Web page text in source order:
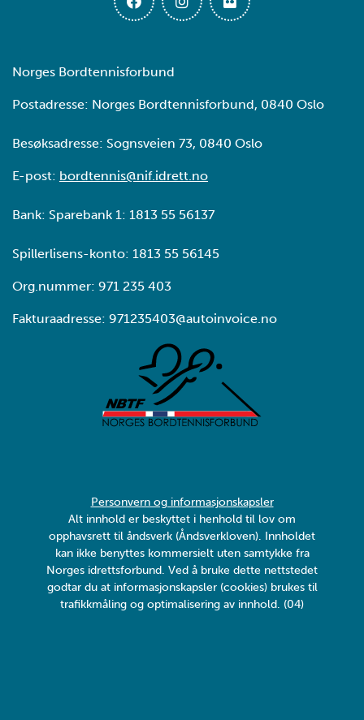
Norges Bordtennisforbund
Postadresse: Norges Bordtennisforbund, 0840 Oslo
Besøksadresse: Sognsveien 73, 0840 Oslo
E-post: bordtennis@nif.idrett.no
Bank: Sparebank 1: 1813 55 56137
Spillerlisens-konto: 1813 55 56145
Org.nummer: 971 235 403
Fakturaadresse: 971235403@autoinvoice.no
Personvern og informasjonskapsler
Alt innhold er beskyttet i henhold til lov om
opphavsrett til åndsverk (Åndsverkloven). Innholdet
kan ikke benyttes kommersielt uten samtykke fra
Norges idrettsforbund. Ved å bruke dette nettstedet
godtar du at informasjonskapsler (cookies) brukes til
trafikkmåling og optimalisering av innhold. (04)